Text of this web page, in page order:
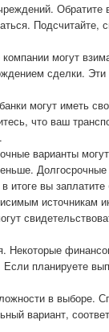
Обратите
Подсчитайте,
могут
сделки. Эти
могут иметь
что ваш
варианты
Долгосрочные
итоге вы
источникам
Некоторые
планируете
в выборе.
вариант,